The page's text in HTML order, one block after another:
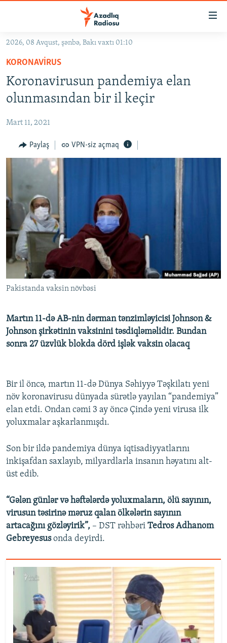
Əsas
qayıt
Əsas
naviqasiyaya
qayıt
KORRUPSIOMETR
FƏRQƏ BAX
QANUNI DOĞRU
ARAŞDIRMA
VIDEO
FOTOQALEREYA
İNFOQRAFIKA
KARIKATURA
RADIO ARXIV
OXU ZALI
AZƏRBAYCAN ƏDƏBIYYATI KITABXANASI
İSLAM VƏ DEMOKRATIYA
İZ - MƏDƏNIYYƏT PROQRAMI
HAQQIMIZDA
MISSIYAMIZ
PEŞƏ ETIKASI VƏ JURNALISTIKA STANDARTLARIMIZ
MATERIALLARIMIZDAN ISTIFADƏ
AZADLIQRADIOSU MOBIL TELEFONUNUZDA
XƏBƏR BÜLLETENLƏRIMIZ
BIZI IZLƏ
RFE/RL-in bütün saytları
2026, 08 Avqust, şənbə, Bakı vaxtı 01:10
KORONAVIRUS
Koronavirusun pandemiya elan
olunmasından bir il keçir
Mart 11, 2021
Paylaş VPN-siz açmaq
Pakistanda vaksin növbəsi
Martın 11-də AB-nin dərman tənzimləyicisi Johnson &
Johnson şirkətinin vaksinini təsdiqləməlidir. Bundan
sonra 27 üzvlük blokda dörd işlək vaksin olacaq
Bir il öncə, martın 11-də Dünya Səhiyyə Təşkilatı yeni
növ koronavirusu dünyada sürətlə yayılan “pandemiya”
elan etdi. Ondan cəmi 3 ay öncə Çində yeni virusa ilk
yoluxmalar aşkarlanmışdı.
Son bir ildə pandemiya dünya iqtisadiyyatlarını
inkişafdan saxlayıb, milyardlarla insanın həyatını alt-
üst edib.
“Gələn günlər və həftələrdə yoluxmaların, ölü sayının,
virusun təsirinə məruz qalan ölkələrin sayının
artacağını gözləyirik”, – DST rəhbəri Tedros Adhanom
Gebreyesusonda deyirdi.